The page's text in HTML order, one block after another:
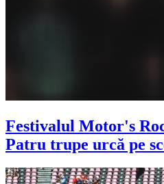
Festivalul Motor's
Patru trupe urcă pe